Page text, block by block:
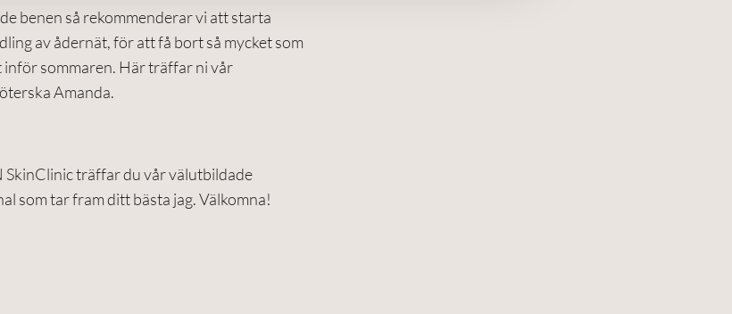
benen så rekommenderar vi att starta
av ådernät, för att få bort så mycket som
inför sommaren. Här träffar ni vår
Amanda.
SkinClinic träffar du vår välutbildade
som tar fram ditt bästa jag. Välkomna!